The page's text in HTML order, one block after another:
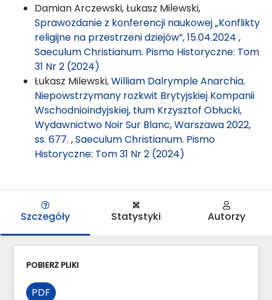
Damian Arczewski, Łukasz Milewski,
Sprawozdanie z konferencji naukowej „Konflikty
religijne na przestrzeni dziejów”, 15.04.2024 ,
Saeculum Christianum. Pismo Historyczne: Tom
31 Nr 2 (2024)
Łukasz Milewski,William Dalrymple Anarchia.
Niepowstrzymany rozkwit Brytyjskiej Kompanii
Wschodnioindyjskiej, tłum Krzysztof Obłucki,
Wydawnictwo Noir Sur Blanc, Warszawa 2022,
ss. 677. ,Saeculum Christianum. Pismo
Historyczne: Tom 31 Nr 2 (2024)
Szczegóły Statystyki Autorzy
POBIERZ PLIKI
PDF